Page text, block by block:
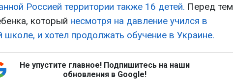
Россией территории также 16 детей. Перед тем
который несмотря на давление учился в
школе, и хотел продолжать обучение в Украине.
Не упустите главное! Подпишитесь на наши
обновления в Google!